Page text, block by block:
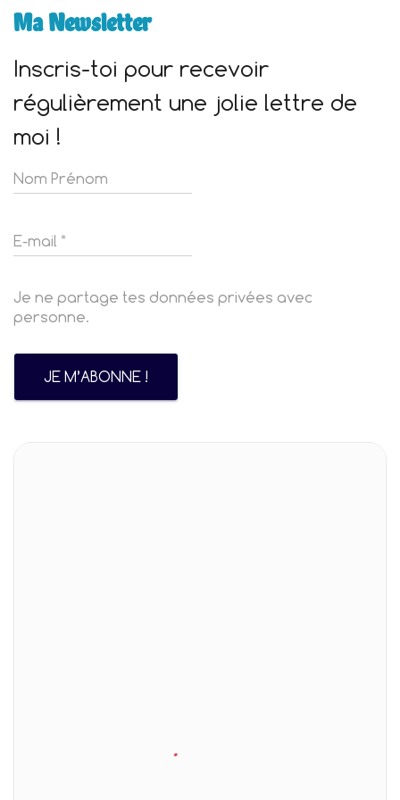
Ma Newsletter
Inscris-toi pour recevoir
régulièrement une jolie lettre de
moi !
Je ne partage tes données privées avec
personne.